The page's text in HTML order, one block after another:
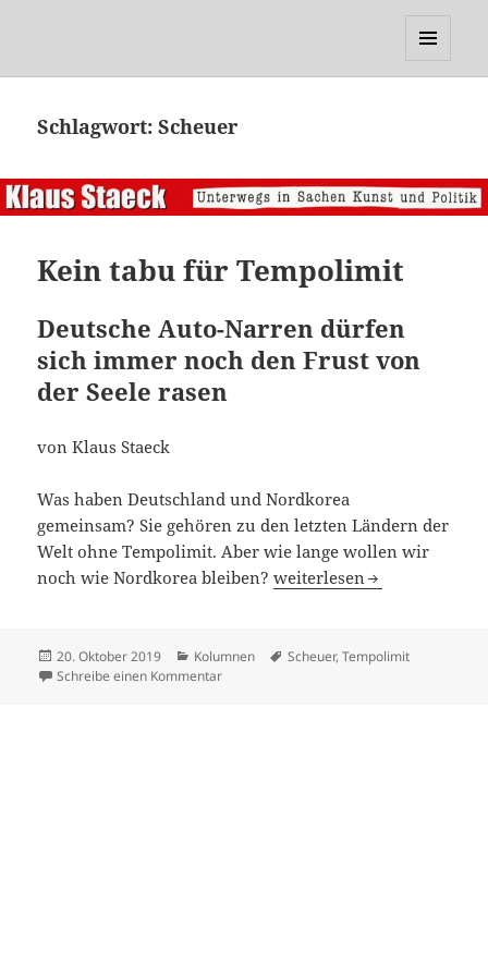
Schlagwort:Scheuer
Kein tabu für Tempolimit
Deutsche Auto-Narren dürfen
sich immer noch den Frust von
der Seele rasen
von Klaus Staeck
Was haben Deutschland und Nordkorea
gemeinsam? Sie gehören zu den letzten Ländern der
Welt ohne Tempolimit. Aber wie lange wollen wir
noch wie Nordkorea bleiben?Kein tabu für Tempolimit
weiterlesen
Veröffentlicht
am
20. Oktober 2019 Kategorien
Kolumnen Schlagwörter
Scheuer,Tempolimit
Schreibe einen Kommentarzu Kein tabu für Tempolimit